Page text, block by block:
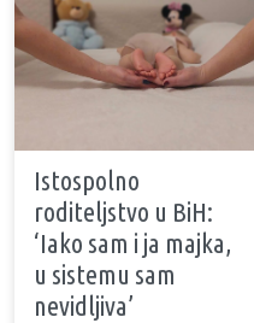
Istospolno
roditeljstvo u BiH:
‘Iako sam i ja majka,
u sistemu sam
nevidljiva’